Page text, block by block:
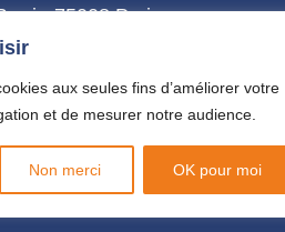
aux seules fins d’améliorer votre
et de mesurer notre audience.
Non merci OK pour moi
- 75008 Paris
31 44